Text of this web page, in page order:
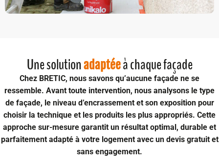
Une solutionadaptéeà chaque façade
Chez BRETIC, nous savons qu’aucune façade ne se
ressemble. Avant toute intervention, nous analysons le type
de façade, le niveau d’encrassement et son expositionpour
choisir la technique et les produits les plus appropriés. Cette
approche sur-mesure garantit un résultat optimal, durable et
parfaitement adapté à votre logement avec un devis gratuit et
sans engagement.